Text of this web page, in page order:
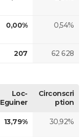
0,00% 0,54%
207 62 628
Loc-
Eguiner
Circonscri
ption
13,79% 30,92%